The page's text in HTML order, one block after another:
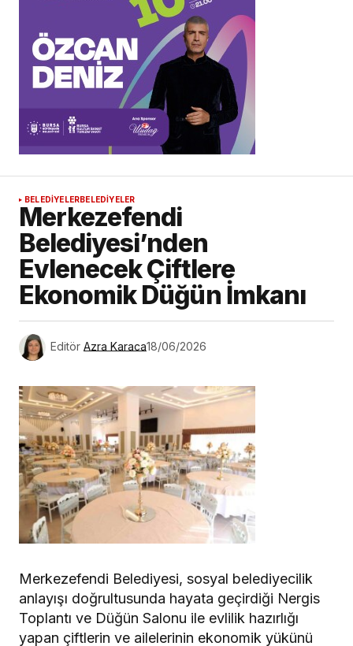
BELEDİYELERBELEDİYELER
Merkezefendi
Belediyesi’nden
Evlenecek Çiftlere
Ekonomik Düğün İmkanı
Editör Azra Karaca18/06/2026
Merkezefendi Belediyesi, sosyal belediyecilik
anlayışı doğrultusunda hayata geçirdiği Nergis
Toplantı ve Düğün Salonu ile evlilik hazırlığı
yapan çiftlerin ve ailelerinin ekonomik yükünü